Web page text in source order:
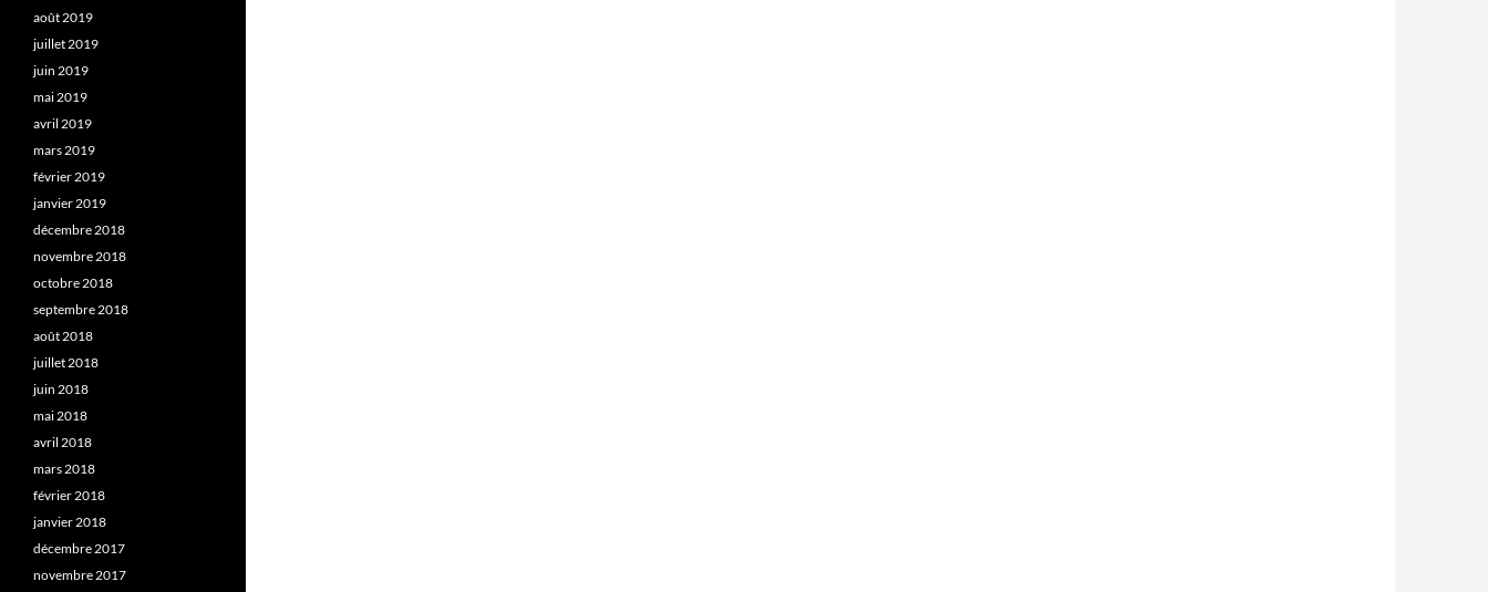
août 2019
juillet 2019
juin 2019
mai 2019
avril 2019
mars 2019
février 2019
janvier 2019
décembre 2018
novembre 2018
octobre 2018
septembre 2018
août 2018
juillet 2018
juin 2018
mai 2018
avril 2018
mars 2018
février 2018
janvier 2018
décembre 2017
novembre 2017